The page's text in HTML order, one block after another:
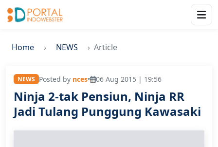
Home NEWS Article
NEWS Posted by nces• 06 Aug 2015 | 19:56
Ninja 2-tak Pensiun, Ninja RR
Jadi Tulang Punggung Kawasaki